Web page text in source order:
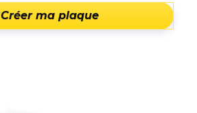
Créer ma plaque